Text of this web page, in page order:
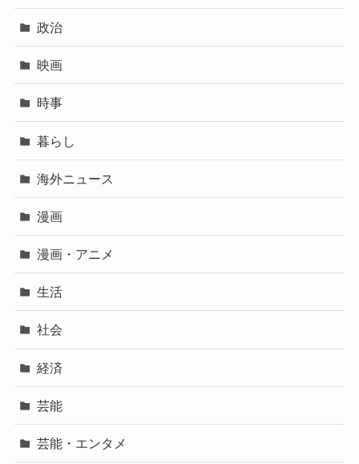
政治
映画
時事
暮らし
海外ニュース
漫画
漫画・アニメ
生活
社会
経済
芸能
芸能・エンタメ